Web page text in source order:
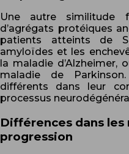
Une autre similitude
d’agrégats protéiques
patients atteints de
amyloïdes et les
la maladie d’Alzheimer,
maladie de
différents dans leur
processus
Différences dans les
progression